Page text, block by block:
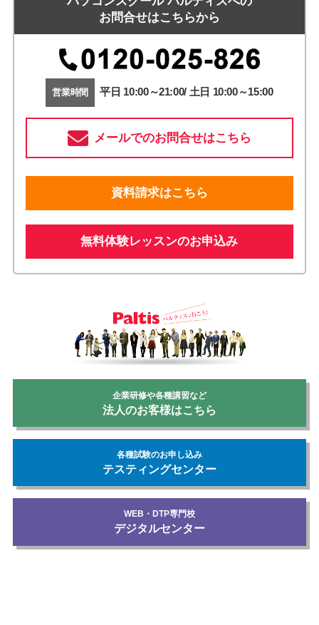
お問合せはこちらから
営業時間 平日 10:00～21:00/ 土日 10:00～15:00
メールでのお問合せはこちら
資料請求はこちら
無料体験レッスンのお申込み
企業研修や各種講習など
法人のお客様はこちら
各種試験のお申し込み
テスティングセンター
WEB・DTP専門校
デジタルセンター